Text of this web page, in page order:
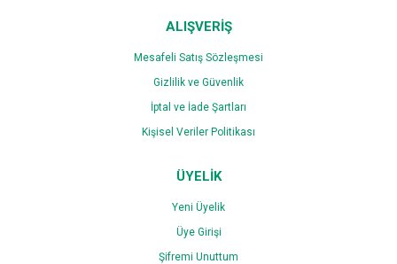
ALIŞVERİŞ
Mesafeli Satış Sözleşmesi
Gizlilik ve Güvenlik
İptal ve İade Şartları
Kişisel Veriler Politikası
ÜYELİK
Yeni Üyelik
Üye Girişi
Şifremi Unuttum